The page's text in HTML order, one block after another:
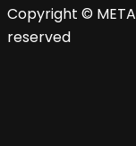
Copyright ©
reserved